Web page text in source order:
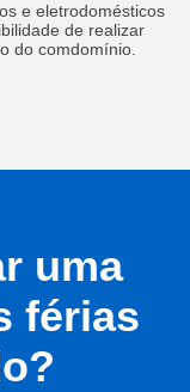
e eletrodomésticos
de realizar
do comdomínio.
uma
férias